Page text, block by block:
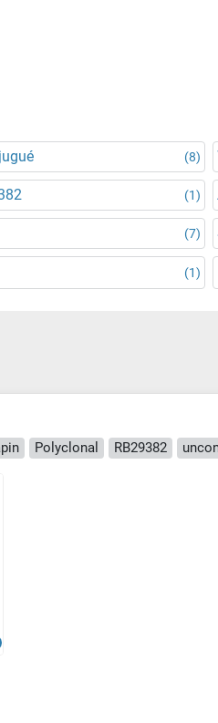
(8)
(1)
(7)
(1)
Polyclonal RB29382